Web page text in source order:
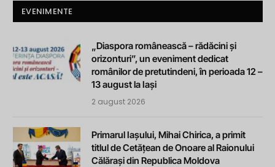
EVENIMENTE
„Diaspora românească – rădăcini și
orizonturi”, un eveniment dedicat
românilor de pretutindeni, în perioada 12 –
13 august la Iași
2 august 2026
Primarul Iașului, Mihai Chirica, a primit
titlul de Cetățean de Onoare al Raionului
Călărași din Republica Moldova